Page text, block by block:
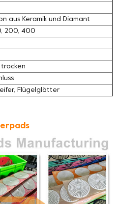
aus Keramik und Diamant
200, 400
trocken
Flügelglätter